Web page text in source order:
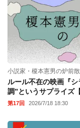
小説家・榎本憲男の炉前
ルール不在の映画『
調”というサプライズ
第17回 2026/7/18 18:30